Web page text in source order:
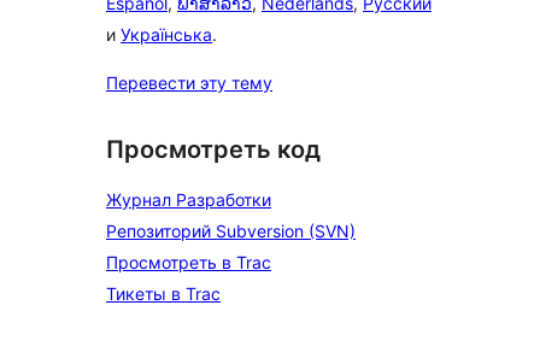
и Українська.
Перевести эту тему
Просмотреть код
Журнал Разработки
Репозиторий Subversion (SVN)
Просмотреть в Trac
Тикеты в Trac